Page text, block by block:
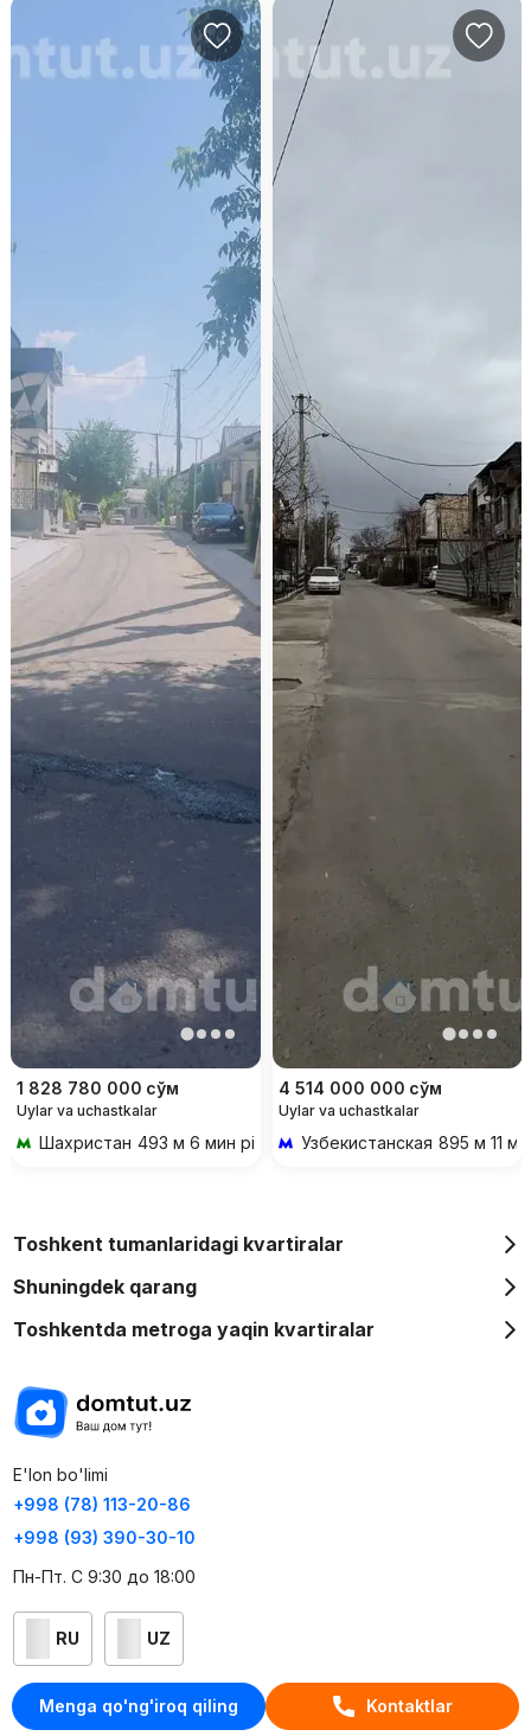
Menga qo'ng'iroq qiling Kontaktlar
1 828 780 000 сўм
Uylar va uchastkalar
Шахристан 493 м 6 мин piyoda
4 514 000 000 сўм
Uylar va uchastkalar
Узбекистанская 895 м 11
Toshkent tumanlaridagi kvartiralar
Shuningdek qarang
Toshkentda metroga yaqin kvartiralar
E'lon bo'limi
+998 (78) 113-20-86
+998 (93) 390-30-10
Пн-Пт. С 9:30 до 18:00
RU UZ
Kontaktlar